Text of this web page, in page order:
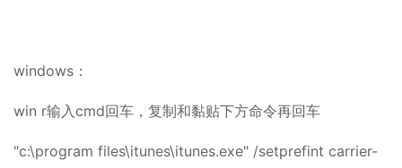
windows：
win r输入cmd回车，复制和黏贴下方命令再回车
"c:\program files\itunes\itunes.exe" /setprefint carrier-